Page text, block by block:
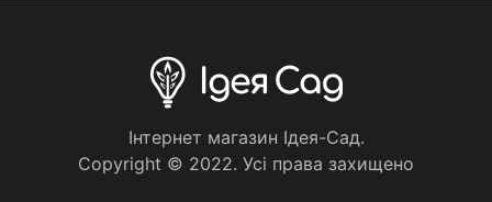
Iнтернет магазин Iдея-Сад.
Copyright © 2022. Усi права захищено